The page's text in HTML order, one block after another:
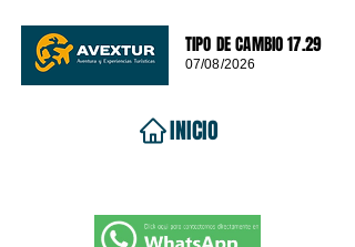
TIPO DE CAMBIO 17.29
07/08/2026
INICIO